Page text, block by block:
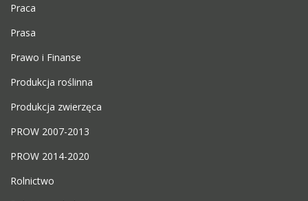
Praca
Prasa
Prawo i Finanse
Produkcja roślinna
Produkcja zwierzęca
PROW 2007-2013
PROW 2014-2020
Rolnictwo